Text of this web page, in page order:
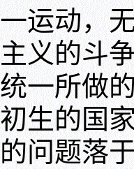
运动，
义的斗
一所做
生的国
问题落